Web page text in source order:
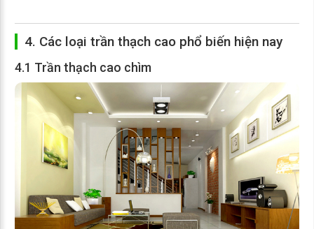
4. Các loại trần thạch cao phổ biến hiện nay
4.1 Trần thạch cao chìm